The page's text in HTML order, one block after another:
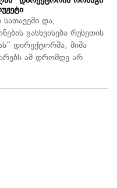
სათავეში და,
გასხვისება რუსეთის
დირექტორმა, მიშა
ამ დრომდე არ